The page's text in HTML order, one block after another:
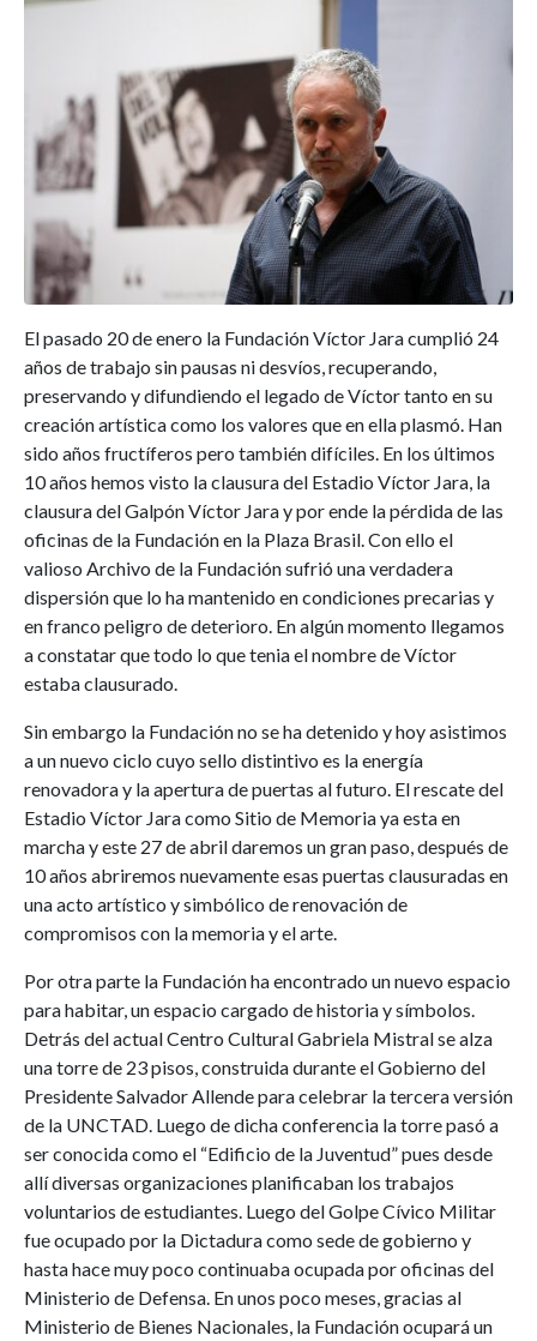
El pasado 20 de enero la Fundación Víctor Jara cumplió 24
años de trabajo sin pausas ni desvíos, recuperando,
preservando y difundiendo el legado de Víctor tanto en su
creación artística como los valores que en ella plasmó. Han
sido años fructíferos pero también difíciles. En los últimos
10 años hemos visto la clausura del Estadio Víctor Jara, la
clausura del Galpón Víctor Jara y por ende la pérdida de las
oficinas de la Fundación en la Plaza Brasil. Con ello el
valioso Archivo de la Fundación sufrió una verdadera
dispersión que lo ha mantenido en condiciones precarias y
en franco peligro de deterioro. En algún momento llegamos
a constatar que todo lo que tenia el nombre de Víctor
estaba clausurado.
Sin embargo la Fundación no se ha detenido y hoy asistimos
a un nuevo ciclo cuyo sello distintivo es la energía
renovadora y la apertura de puertas al futuro. El rescate del
Estadio Víctor Jara como Sitio de Memoria ya esta en
marcha y este 27 de abril daremos un gran paso, después de
10 años abriremos nuevamente esas puertas clausuradas en
una acto artístico y simbólico de renovación de
compromisos con la memoria y el arte.
Por otra parte la Fundación ha encontrado un nuevo espacio
para habitar, un espacio cargado de historia y símbolos.
Detrás del actual Centro Cultural Gabriela Mistral se alza
una torre de 23 pisos, construida durante el Gobierno del
Presidente Salvador Allende para celebrar la tercera versión
de la UNCTAD. Luego de dicha conferencia la torre pasó a
ser conocida como el “Edificio de la Juventud” pues desde
allí diversas organizaciones planificaban los trabajos
voluntarios de estudiantes. Luego del Golpe Cívico Militar
fue ocupado por la Dictadura como sede de gobierno y
hasta hace muy poco continuaba ocupada por oficinas del
Ministerio de Defensa. En unos poco meses, gracias al
Ministerio de Bienes Nacionales, la Fundación ocupará un